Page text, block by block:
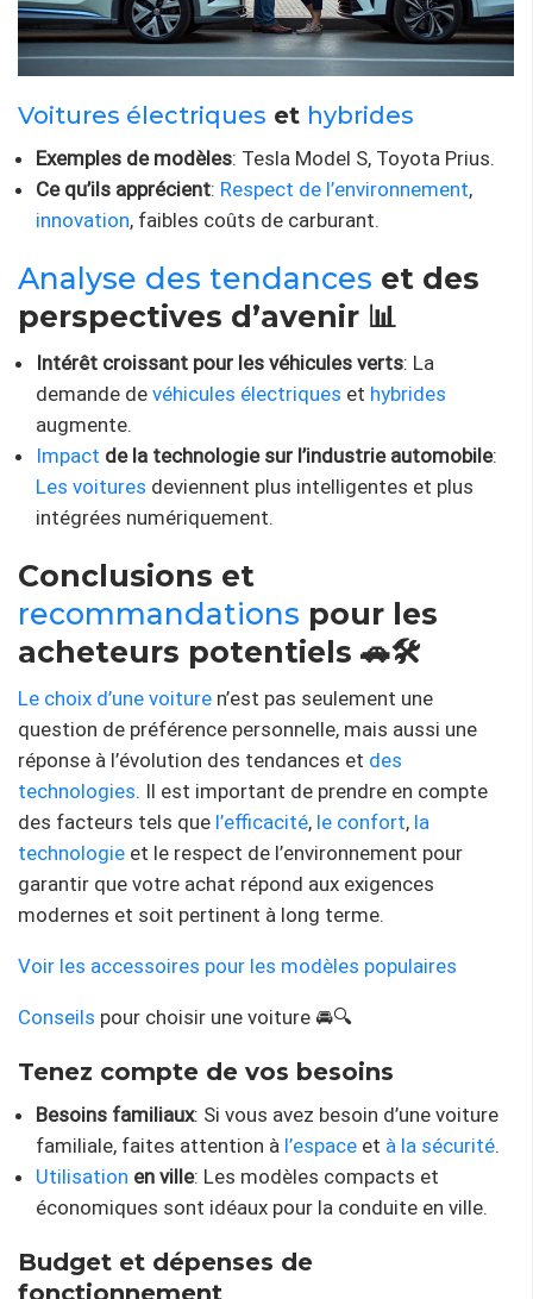
Voitures électriques et hybrides
Exemples de modèles: Tesla Model S, Toyota Prius.
Ce qu’ils apprécient: Respect de l’environnement,
innovation, faibles coûts de carburant.
Analyse des tendances et des
perspectives d’avenir 📊
Intérêt croissant pour les véhicules verts: La
demande de véhicules électriques et hybrides
augmente.
Impact de la technologie sur l’industrie automobile:
Les voitures deviennent plus intelligentes et plus
intégrées numériquement.
Conclusions et
recommandations pour les
acheteurs potentiels 🚗🛠️
Le choix d’une voiture n’est pas seulement une
question de préférence personnelle, mais aussi une
réponse à l’évolution des tendances et des
technologies. Il est important de prendre en compte
des facteurs tels que l’efficacité, le confort, la
technologie et le respect de l’environnement pour
garantir que votre achat répond aux exigences
modernes et soit pertinent à long terme.
Voir les accessoires pour les modèles populaires
Conseils pour choisir une voiture 🚘🔍
Tenez compte de vos besoins
Besoins familiaux: Si vous avez besoin d’une voiture
familiale, faites attention à l’espace et à la sécurité.
Utilisation en ville: Les modèles compacts et
économiques sont idéaux pour la conduite en ville.
Budget et dépenses de